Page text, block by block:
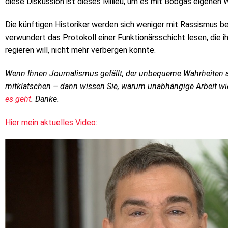
Die künftigen Historiker werden sich weniger mit Rassismus
verwundert das Protokoll einer Funktionärsschicht lesen, die
regieren will, nicht mehr verbergen konnte.
Wenn Ihnen Journalismus gefällt, der unbequeme
mitklatschen – dann wissen Sie, warum unabhängige Arbeit
es geht. Danke.
Hier mein aktuelles Video: